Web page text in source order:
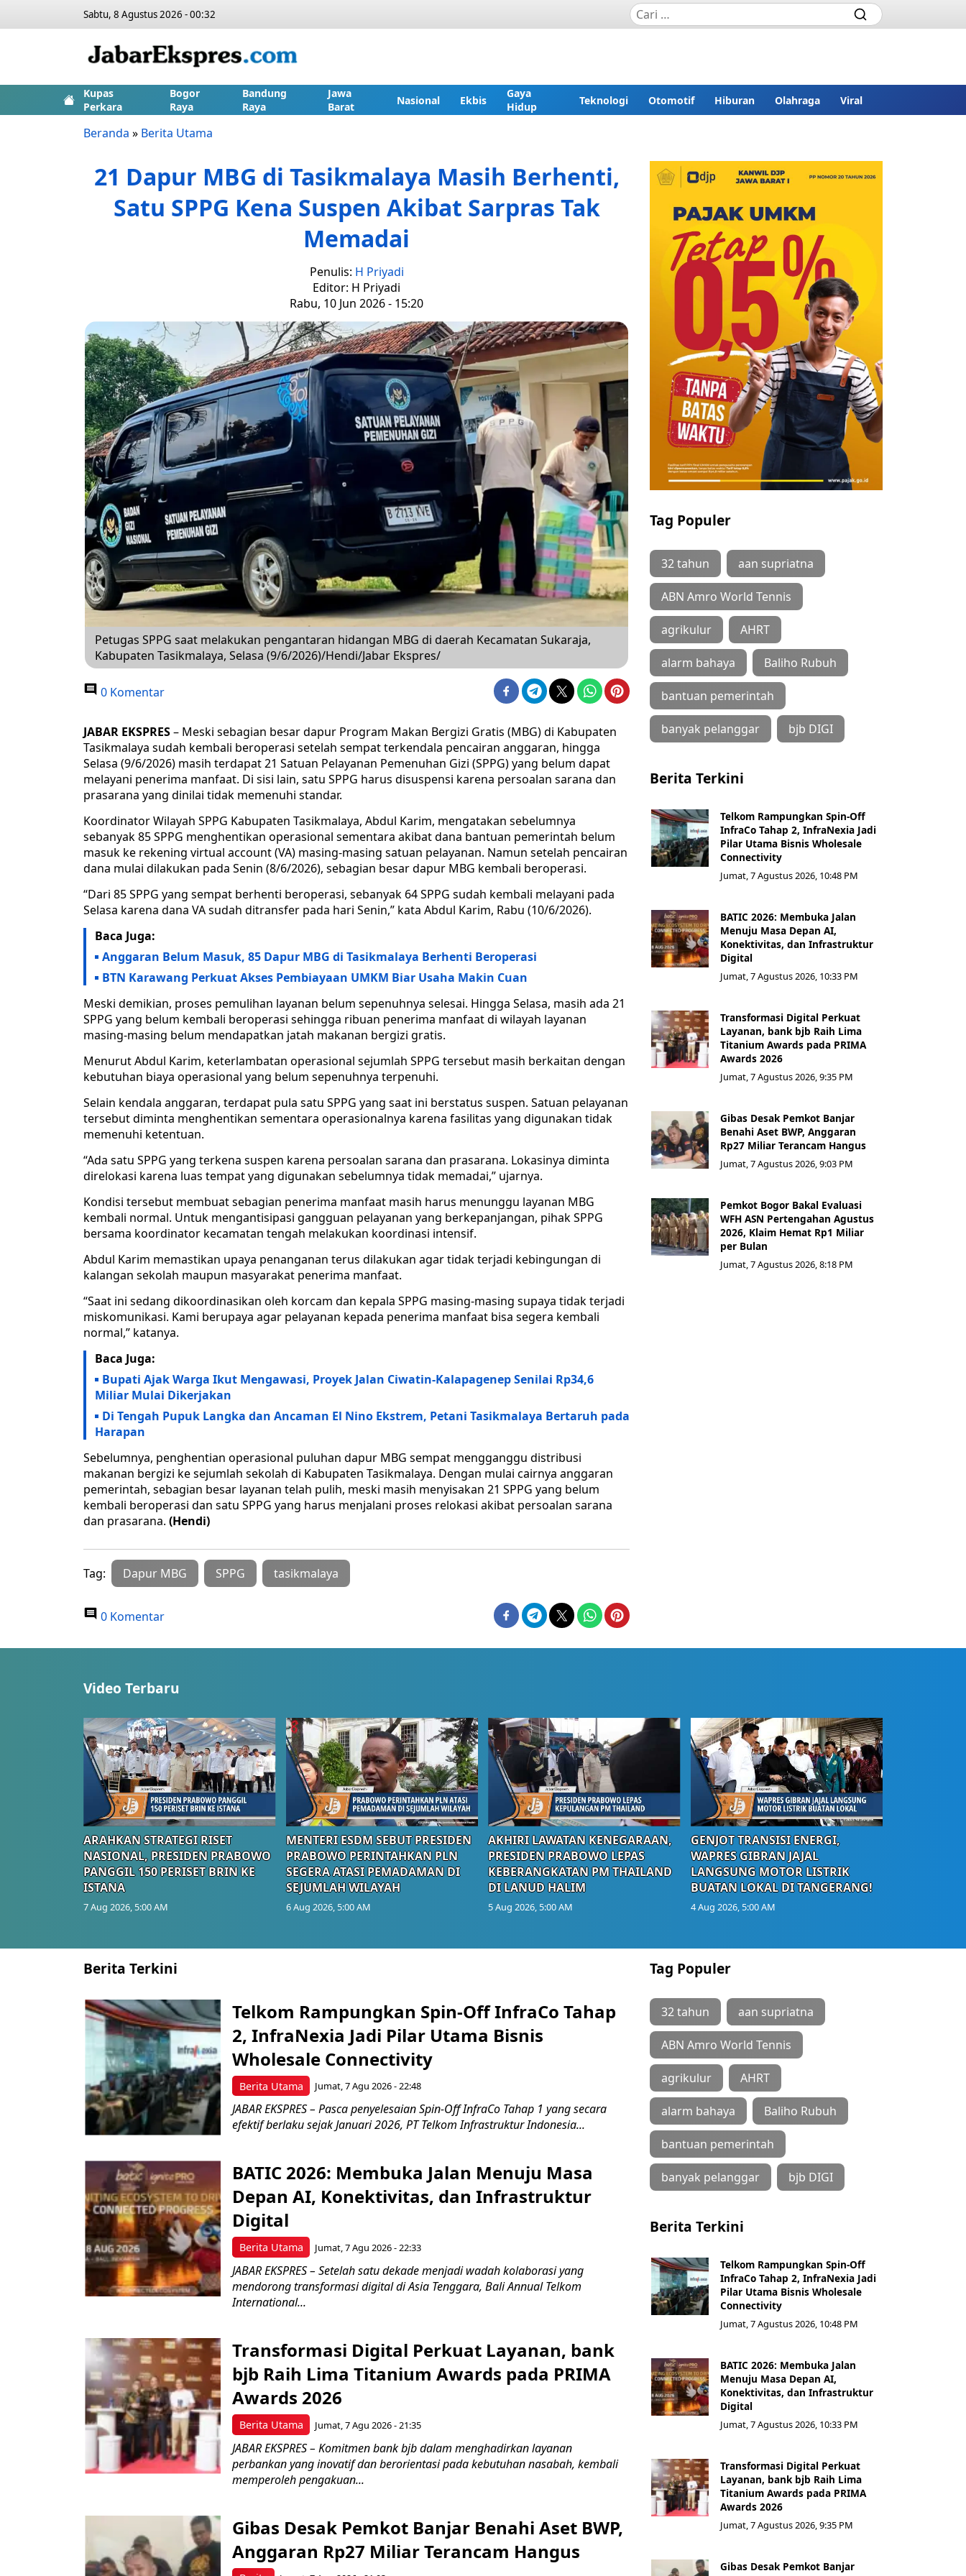
Sabtu, 8 Agustus 2026 - 00:32
Kupas
Perkara
Bogor
Raya
Bandung
Raya
Jawa
Barat
Nasional Ekbis
Gaya
Hidup
Teknologi Otomotif Hiburan Olahraga Viral
Beranda » Berita Utama
21 Dapur MBG di Tasikmalaya Masih Berhenti,
Satu SPPG Kena Suspen Akibat Sarpras Tak
Memadai
Penulis: H Priyadi
Editor: H Priyadi
Rabu, 10 Jun 2026 - 15:20
Petugas SPPG saat melakukan pengantaran hidangan MBG di daerah Kecamatan Sukaraja,
Kabupaten Tasikmalaya, Selasa (9/6/2026)/Hendi/Jabar Ekspres/
0 Komentar
JABAR EKSPRES– Meski sebagian besar dapur Program Makan Bergizi Gratis (MBG) di Kabupaten
Tasikmalaya sudah kembali beroperasi setelah sempat terkendala pencairan anggaran, hingga
Selasa (9/6/2026) masih terdapat 21 Satuan Pelayanan Pemenuhan Gizi (SPPG) yang belum dapat
melayani penerima manfaat. Di sisi lain, satu SPPG harus disuspensi karena persoalan sarana dan
prasarana yang dinilai tidak memenuhi standar.
Koordinator Wilayah SPPG Kabupaten Tasikmalaya, Abdul Karim, mengatakan sebelumnya
sebanyak 85 SPPG menghentikan operasional sementara akibat dana bantuan pemerintah belum
masuk ke rekening virtual account (VA) masing-masing satuan pelayanan. Namun setelah pencairan
dana mulai dilakukan pada Senin (8/6/2026), sebagian besar dapur MBG kembali beroperasi.
“Dari 85 SPPG yang sempat berhenti beroperasi, sebanyak 64 SPPG sudah kembali melayani pada
Selasa karena dana VA sudah ditransfer pada hari Senin,” kata Abdul Karim, Rabu (10/6/2026).
Baca Juga:
Anggaran Belum Masuk, 85 Dapur MBG di Tasikmalaya Berhenti Beroperasi
BTN Karawang Perkuat Akses Pembiayaan UMKM Biar Usaha Makin Cuan
Meski demikian, proses pemulihan layanan belum sepenuhnya selesai. Hingga Selasa, masih ada 21
SPPG yang belum kembali beroperasi sehingga ribuan penerima manfaat di wilayah layanan
masing-masing belum mendapatkan jatah makanan bergizi gratis.
Menurut Abdul Karim, keterlambatan operasional sejumlah SPPG tersebut masih berkaitan dengan
kebutuhan biaya operasional yang belum sepenuhnya terpenuhi.
Selain kendala anggaran, terdapat pula satu SPPG yang saat ini berstatus suspen. Satuan pelayanan
tersebut diminta menghentikan sementara operasionalnya karena fasilitas yang digunakan tidak
memenuhi ketentuan.
“Ada satu SPPG yang terkena suspen karena persoalan sarana dan prasarana. Lokasinya diminta
direlokasi karena luas tempat yang digunakan sebelumnya tidak memadai,” ujarnya.
Kondisi tersebut membuat sebagian penerima manfaat masih harus menunggu layanan MBG
kembali normal. Untuk mengantisipasi gangguan pelayanan yang berkepanjangan, pihak SPPG
bersama koordinator kecamatan tengah melakukan koordinasi intensif.
Abdul Karim memastikan upaya penanganan terus dilakukan agar tidak terjadi kebingungan di
kalangan sekolah maupun masyarakat penerima manfaat.
“Saat ini sedang dikoordinasikan oleh korcam dan kepala SPPG masing-masing supaya tidak terjadi
miskomunikasi. Kami berupaya agar pelayanan kepada penerima manfaat bisa segera kembali
normal,” katanya.
Baca Juga:
Bupati Ajak Warga Ikut Mengawasi, Proyek Jalan Ciwatin-Kalapagenep Senilai Rp34,6
Miliar Mulai Dikerjakan
Di Tengah Pupuk Langka dan Ancaman El Nino Ekstrem, Petani Tasikmalaya Bertaruh pada
Harapan
Sebelumnya, penghentian operasional puluhan dapur MBG sempat mengganggu distribusi
makanan bergizi ke sejumlah sekolah di Kabupaten Tasikmalaya. Dengan mulai cairnya anggaran
pemerintah, sebagian besar layanan telah pulih, meski masih menyisakan 21 SPPG yang belum
kembali beroperasi dan satu SPPG yang harus menjalani proses relokasi akibat persoalan sarana
dan prasarana. (Hendi)
Tag: Dapur MBG SPPG tasikmalaya
0 Komentar
Tag Populer
32 tahun aan supriatna
ABN Amro World Tennis
agrikulur AHRT
alarm bahaya Baliho Rubuh
bantuan pemerintah
banyak pelanggar bjb DIGI
Berita Terkini
Telkom Rampungkan Spin-Off
InfraCo Tahap 2, InfraNexia Jadi
Pilar Utama Bisnis Wholesale
Connectivity
Jumat, 7 Agustus 2026, 10:48 PM
BATIC 2026: Membuka Jalan
Menuju Masa Depan AI,
Konektivitas, dan Infrastruktur
Digital
Jumat, 7 Agustus 2026, 10:33 PM
Transformasi Digital Perkuat
Layanan, bank bjb Raih Lima
Titanium Awards pada PRIMA
Awards 2026
Jumat, 7 Agustus 2026, 9:35 PM
Gibas Desak Pemkot Banjar
Benahi Aset BWP, Anggaran
Rp27 Miliar Terancam Hangus
Jumat, 7 Agustus 2026, 9:03 PM
Pemkot Bogor Bakal Evaluasi
WFH ASN Pertengahan Agustus
2026, Klaim Hemat Rp1 Miliar
per Bulan
Jumat, 7 Agustus 2026, 8:18 PM
Video Terbaru
ARAHKAN STRATEGI RISET
NASIONAL, PRESIDEN PRABOWO
PANGGIL 150 PERISET BRIN KE
ISTANA
7 Aug 2026, 5:00 AM
MENTERI ESDM SEBUT PRESIDEN
PRABOWO PERINTAHKAN PLN
SEGERA ATASI PEMADAMAN DI
SEJUMLAH WILAYAH
6 Aug 2026, 5:00 AM
AKHIRI LAWATAN KENEGARAAN,
PRESIDEN PRABOWO LEPAS
KEBERANGKATAN PM THAILAND
DI LANUD HALIM
5 Aug 2026, 5:00 AM
GENJOT TRANSISI ENERGI,
WAPRES GIBRAN JAJAL
LANGSUNG MOTOR LISTRIK
BUATAN LOKAL DI TANGERANG!
4 Aug 2026, 5:00 AM
Berita Terkini
Berita Utama
Telkom Rampungkan Spin-Off InfraCo Tahap
2, InfraNexia Jadi Pilar Utama Bisnis
Wholesale Connectivity
Jumat, 7 Agu 2026 - 22:48
JABAR EKSPRES – Pasca penyelesaian Spin-Off InfraCo Tahap 1 yang secara
efektif berlaku sejak Januari 2026, PT Telkom Infrastruktur Indonesia...
Berita Utama
BATIC 2026: Membuka Jalan Menuju Masa
Depan AI, Konektivitas, dan Infrastruktur
Digital
Jumat, 7 Agu 2026 - 22:33
JABAR EKSPRES – Setelah satu dekade menjadi wadah kolaborasi yang
mendorong transformasi digital di Asia Tenggara, Bali Annual Telkom
International...
Berita Utama
Transformasi Digital Perkuat Layanan, bank
bjb Raih Lima Titanium Awards pada PRIMA
Awards 2026
Jumat, 7 Agu 2026 - 21:35
JABAR EKSPRES – Komitmen bank bjb dalam menghadirkan layanan
perbankan yang inovatif dan berorientasi pada kebutuhan nasabah, kembali
memperoleh pengakuan...
Gibas Desak Pemkot Banjar Benahi Aset BWP,
Anggaran Rp27 Miliar Terancam Hangus
Tag Populer
32 tahun aan supriatna
ABN Amro World Tennis
agrikulur AHRT
alarm bahaya Baliho Rubuh
bantuan pemerintah
banyak pelanggar bjb DIGI
Berita Terkini
Telkom Rampungkan Spin-Off
InfraCo Tahap 2, InfraNexia Jadi
Pilar Utama Bisnis Wholesale
Connectivity
Jumat, 7 Agustus 2026, 10:48 PM
BATIC 2026: Membuka Jalan
Menuju Masa Depan AI,
Konektivitas, dan Infrastruktur
Digital
Jumat, 7 Agustus 2026, 10:33 PM
Transformasi Digital Perkuat
Layanan, bank bjb Raih Lima
Titanium Awards pada PRIMA
Awards 2026
Jumat, 7 Agustus 2026, 9:35 PM
Gibas Desak Pemkot Banjar